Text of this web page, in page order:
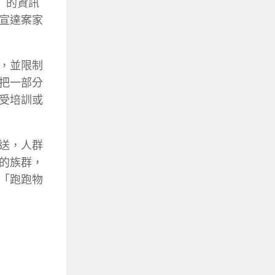
的資訊
達案家
並限制
一部分
培訓或
，人群
族群，
跑跑物